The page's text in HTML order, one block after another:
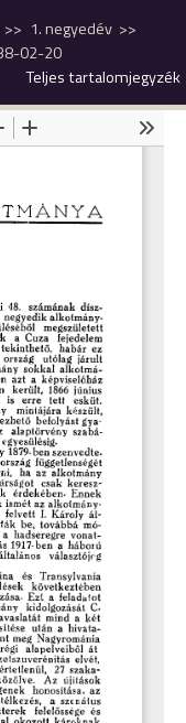
1. negyedév
02-20
Teljes tartalomjegyzék